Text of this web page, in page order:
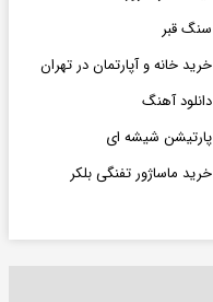
سنگ قبر
خرید خانه و آپارتمان در تهران
دانلود آهنگ
پارتیشن شیشه ای
خرید ماساژور تفنگی بلکر